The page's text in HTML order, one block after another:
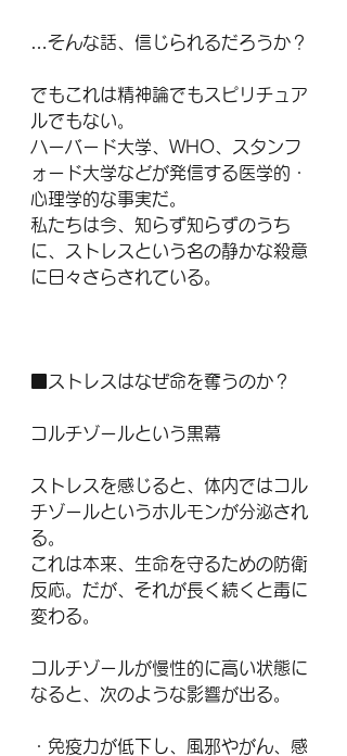
…そんな話、信じられるだろうか？
でもこれは精神論でもスピリチュア
ルでもない。
ハーバード大学、WHO、スタンフ
ォード大学などが発信する医学的・
心理学的な事実だ。
私たちは今、知らず知らずのうち
に、ストレスという名の静かな殺意
に日々さらされている。
■ストレスはなぜ命を奪うのか？
コルチゾールという黒幕
ストレスを感じると、体内ではコル
チゾールというホルモンが分泌され
る。
これは本来、生命を守るための防衛
反応。だが、それが長く続くと毒に
変わる。
コルチゾールが慢性的に高い状態に
なると、次のような影響が出る。
・免疫力が低下し、風邪やがん、感